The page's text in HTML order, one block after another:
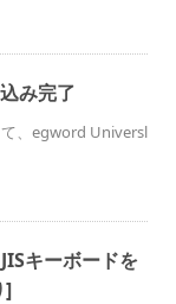
み完了
、egword Universl
キーボードを
]